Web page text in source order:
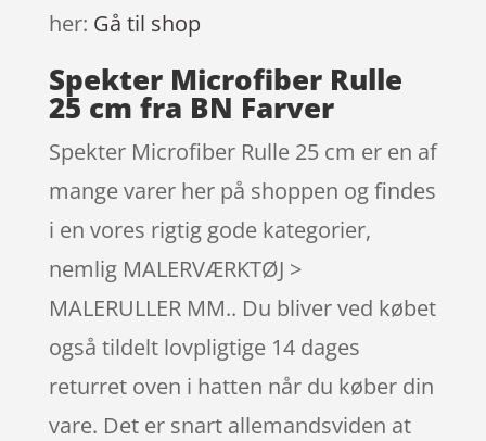
her: Gå til shop
Spekter Microfiber Rulle
25 cm fra BN Farver
Spekter Microfiber Rulle 25 cm er en af
mange varer her på shoppen og findes
i en vores rigtig gode kategorier,
nemlig MALERVÆRKTØJ >
MALERULLER MM.. Du bliver ved købet
også tildelt lovpligtige 14 dages
returret oven i hatten når du køber din
vare. Det er snart allemandsviden at